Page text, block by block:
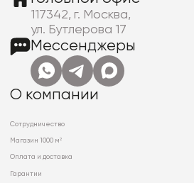
117342, г. Москва,
ул. Бутлерова 17
Мессенджеры
О компании
Сотрудничество
Магазин 1000 м²
Оплата и доставка
Гарантии